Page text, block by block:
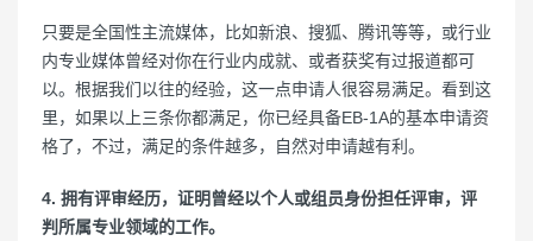
只要是全国性主流媒体，比如新浪、搜狐、腾讯等等，或行业
内专业媒体曾经对你在行业内成就、或者获奖有过报道都可
以。根据我们以往的经验，这一点申请人很容易满足。看到这
里，如果以上三条你都满足，你已经具备EB-1A的基本申请资
格了，不过，满足的条件越多，自然对申请越有利。
4. 拥有评审经历，证明曾经以个人或组员身份担任评审，评
判所属专业领域的工作。